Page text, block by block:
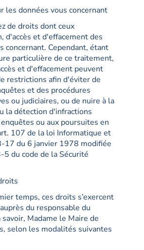
les données vous concernant
de droits dont ceux
d'accès et d'effacement des
concernant. Cependant, étant
particulière de ce traitement,
et d'effacement peuvent
restrictions afin d'éviter de
et des procédures
ou judiciaires, ou de nuire à la
la détection d'infractions
ou aux poursuites en
107 de la loi Informatique et
17 du 6 janvier 1978 modifiée
5 du code de la Sécurité
temps, ces droits s’exercent
du responsable du
Madame le Maire de
selon les modalités suivantes